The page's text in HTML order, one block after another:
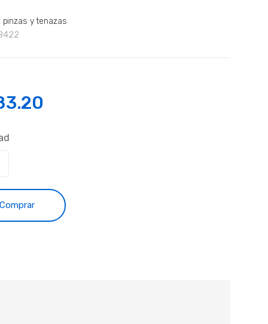
pinzas y tenazas
Comprar